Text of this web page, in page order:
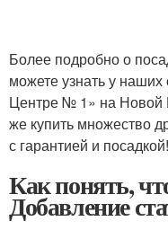
Более подробно о
можете узнать у
Центре № 1» на Новой
же купить множество
с гарантией и
Как понять,
Добавление